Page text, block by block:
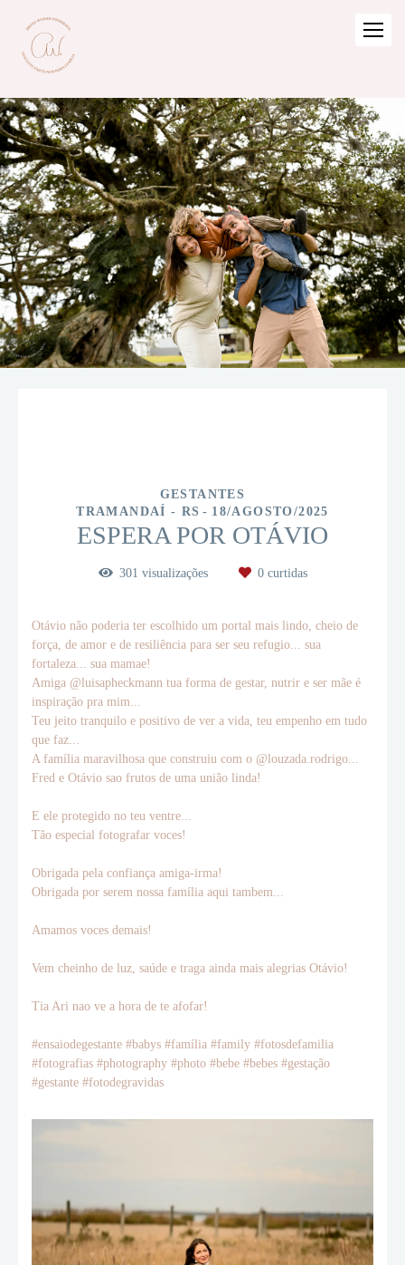
GESTANTES
TRAMANDAÍ - RS
18/AGOSTO/2025
ESPERA POR OTÁVIO
301 visualizações 0curtidas
Otávio não poderia ter escolhido um portal mais lindo, cheio de
força, de amor e de resiliência para ser seu refugio... sua
fortaleza... sua mamae!
Amiga @luisapheckmann tua forma de gestar, nutrir e ser mãe é
inspiração pra mim...
Teu jeito tranquilo e positivo de ver a vida, teu empenho em tudo
que faz...
A família maravilhosa que construiu com o @louzada.rodrigo...
Fred e Otávio sao frutos de uma união linda!
E ele protegido no teu ventre...
Tão especial fotografar voces!
Obrigada pela confiança amiga-irma!
Obrigada por serem nossa família aqui tambem...
Amamos voces demais!
Vem cheinho de luz, saúde e traga ainda mais alegrias Otávio!
Tia Ari nao ve a hora de te afofar!
#ensaiodegestante #babys #família #family #fotosdefamilia
#fotografias #photography #photo #bebe #bebes #gestação
#gestante #fotodegravidas